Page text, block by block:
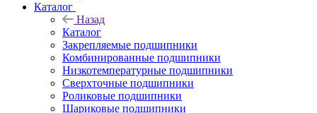
Каталог
Назад
Каталог
Закрепляемые подшипники
Комбинированные подшипники
Низкотемпературные подшипники
Сверхточные подшипники
Роликовые подшипники
Шариковые подшипники